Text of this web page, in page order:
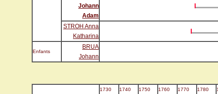
Johann
Adam
STROH Anna
Katharina
Enfants
BRUA
Johann
1730 1740 1750 1760 1770 1780